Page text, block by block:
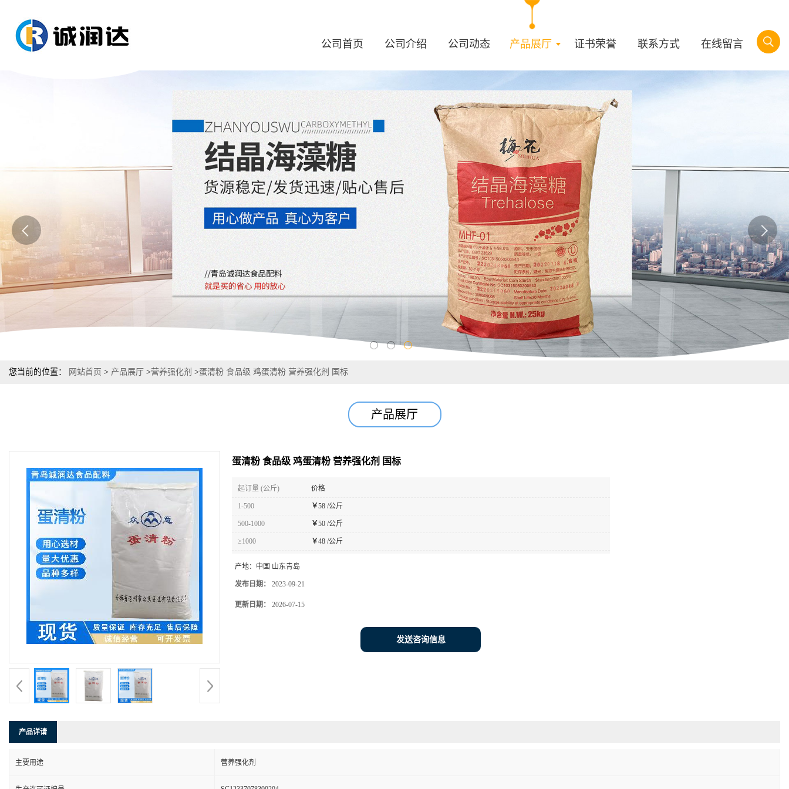
公司首页 公司介绍 公司动态 产品展厅 证书荣誉 联系方式 在线留言
您当前的位置： 网站首页 > 产品展厅 >营养强化剂 >蛋清粉 食品级 鸡蛋清粉 营养强化剂 国标
产品展厅
蛋清粉 食品级 鸡蛋清粉 营养强化剂 国标
起订量 (公斤) 价格
1-500 ￥58 /公斤
500-1000 ￥50 /公斤
≥1000 ￥48 /公斤
产地： 中国 山东青岛
发布日期： 2023-09-21
更新日期： 2026-07-15
发送咨询信息
产品详请
主要用途 营养强化剂